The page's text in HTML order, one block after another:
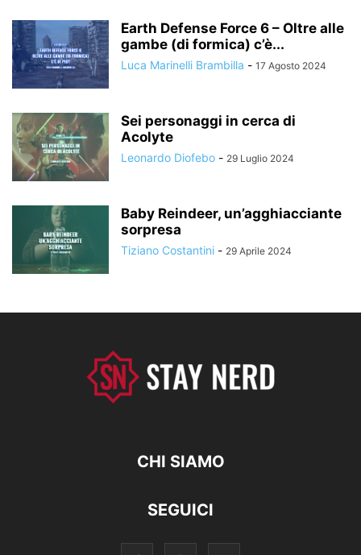
Earth Defense Force 6 – Oltre alle
gambe (di formica) c’è...
Luca Marinelli Brambilla - 17 Agosto 2024
Sei personaggi in cerca di
Acolyte
Leonardo Diofebo - 29 Luglio 2024
Baby Reindeer, un’agghiacciante
sorpresa
Tiziano Costantini - 29 Aprile 2024
CHI SIAMO
SEGUICI